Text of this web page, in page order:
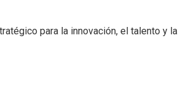
para la innovación, el talento y la